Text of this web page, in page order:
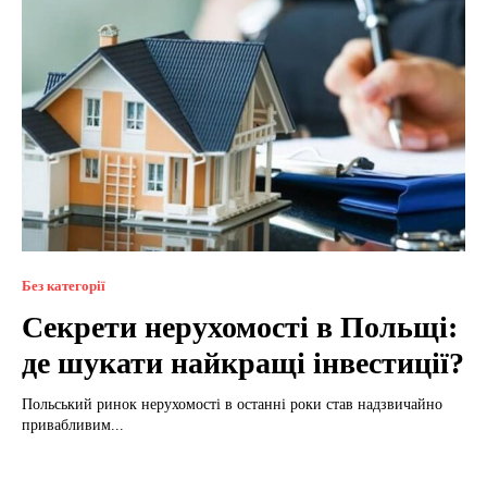
Без категорії
Секрети нерухомості в Польщі:
де шукати найкращі інвестиції?
Польський ринок нерухомості в останні роки став надзвичайно
привабливим...